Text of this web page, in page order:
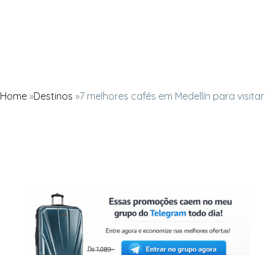
Home »Destinos »7 melhores cafés em Medellín para visitar